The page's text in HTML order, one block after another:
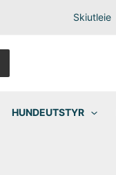
Skiutleie
HUNDEUTSTYR